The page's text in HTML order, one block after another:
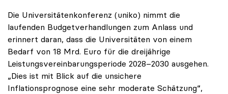
Die Universitätenkonferenz (uniko) nimmt die
laufenden Budgetverhandlungen zum Anlass und
erinnert daran, dass die Universitäten von einem
Bedarf von 18 Mrd. Euro für die dreijährige
Leistungsvereinbarungsperiode 2028–2030 ausgehen.
„Dies ist mit Blick auf die unsichere
Inflationsprognose eine sehr moderate Schätzung“,